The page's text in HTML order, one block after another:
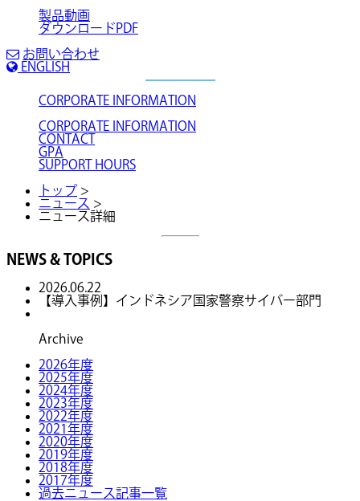
製品動画
ダウンロードPDF
お問い合わせ
ENGLISH
CORPORATE INFORMATION
CORPORATE INFORMATION
CONTACT
GPA
SUPPORT HOURS
トップ >
ニュース >
ニュース詳細
NEWS & TOPICS
2026.06.22
【導入事例】インドネシア国家警察サイバー部門
Archive
2026年度
2025年度
2024年度
2023年度
2022年度
2021年度
2020年度
2019年度
2018年度
2017年度
過去ニュース記事一覧